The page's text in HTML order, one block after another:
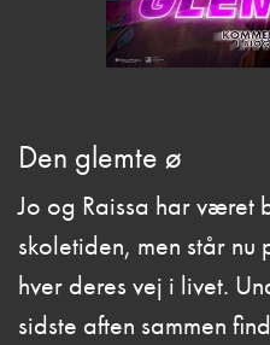
Den glemte ø
Jo og Raissa har været
skoletiden, men står
hver deres vej i livet.
sidste aften sammen